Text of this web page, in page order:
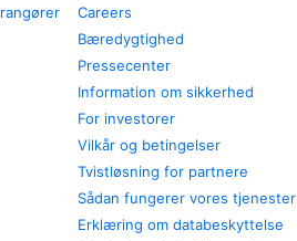
Careers
Bæredygtighed
Pressecenter
Information om sikkerhed
For investorer
Vilkår og betingelser
Tvistløsning for partnere
Sådan fungerer vores tjenester
Erklæring om databeskyttelse